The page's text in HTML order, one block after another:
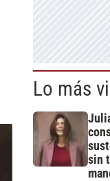
Lo más
sin